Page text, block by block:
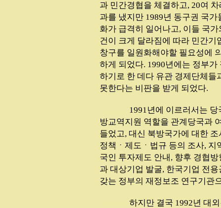
과 민간경협을 체결하고, 20여
과를 냈지만 1989년 동구권 국
화가 급격히 일어나고, 이들 국
건이 크게 달라짐에 따라 민간
창구를 일원화해야할 필요성에
하게 되었다. 1990년에는 정부
하기로 한 데다 유관 경제단체들
못한다는 비판을 받게 되었다.
1991년에 이르러서는
방교역지원 역할을 관계당국과
들었고, 대신 북방국가에 대한
정책ㆍ제도ㆍ법규 등의 조사,
국인 투자제도 안내, 향후 경협
과 대상기업 발굴, 한국기업 전
갖는 정부의 재정보조 연구기관
하지만 결국 1992년 대